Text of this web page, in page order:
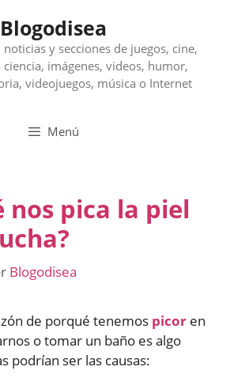
Blogodisea
y secciones de juegos, cine,
imágenes, videos, humor,
videojuegos, música o Internet
Menú
nos pica la piel
Blogodisea
de porqué tenemos picor en
o tomar un baño es algo
podrían ser las causas: